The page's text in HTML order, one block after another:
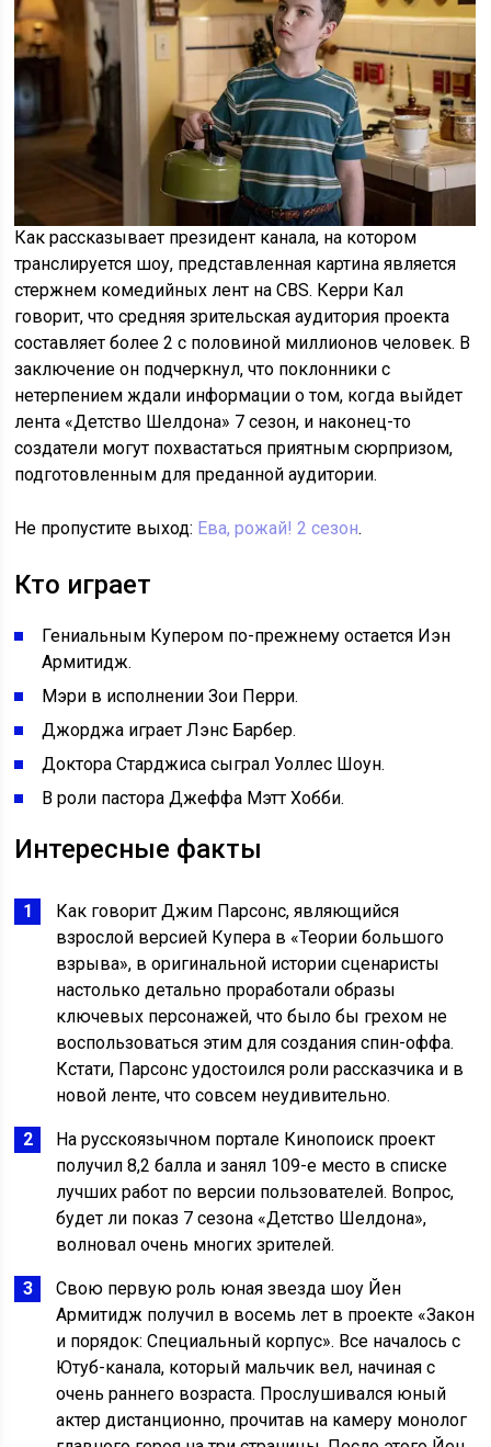
Как рассказывает президент канала, на котором
транслируется шоу, представленная картина является
стержнем комедийных лент на CBS. Керри Кал
говорит, что средняя зрительская аудитория проекта
составляет более 2 с половиной миллионов человек. В
заключение он подчеркнул, что поклонники с
нетерпением ждали информации о том, когда выйдет
лента «Детство Шелдона» 7 сезон, и наконец-то
создатели могут похвастаться приятным сюрпризом,
подготовленным для преданной аудитории.
Не пропустите выход: Ева, рожай! 2 сезон.
Кто играет
Гениальным Купером по-прежнему остается Иэн
Армитидж.
Мэри в исполнении Зои Перри.
Джорджа играет Лэнс Барбер.
Доктора Старджиса сыграл Уоллес Шоун.
В роли пастора Джеффа Мэтт Хобби.
Интересные факты
Как говорит Джим Парсонс, являющийся
взрослой версией Купера в «Теории большого
взрыва», в оригинальной истории сценаристы
настолько детально проработали образы
ключевых персонажей, что было бы грехом не
воспользоваться этим для создания спин-оффа.
Кстати, Парсонс удостоился роли рассказчика и в
новой ленте, что совсем неудивительно.
На русскоязычном портале Кинопоиск проект
получил 8,2 балла и занял 109-е место в списке
лучших работ по версии пользователей. Вопрос,
будет ли показ 7 сезона «Детство Шелдона»,
волновал очень многих зрителей.
Свою первую роль юная звезда шоу Йен
Армитидж получил в восемь лет в проекте «Закон
и порядок: Специальный корпус». Все началось с
Ютуб-канала, который мальчик вел, начиная с
очень раннего возраста. Прослушивался юный
актер дистанционно, прочитав на камеру монолог